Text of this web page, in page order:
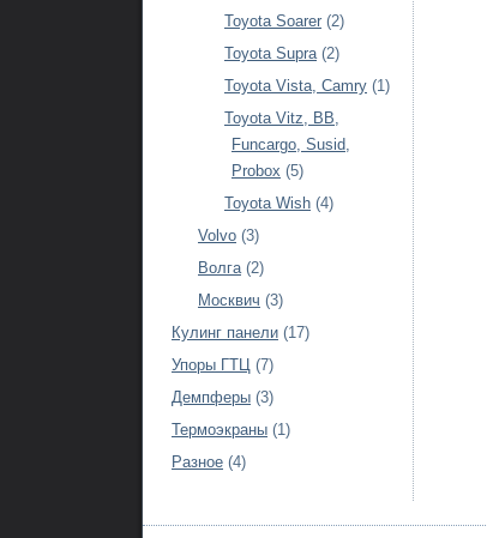
Toyota Soarer (2)
Toyota Supra (2)
Toyota Vista, Camry (1)
Toyota Vitz, BB,
Funcargo, Susid,
Probox (5)
Toyota Wish (4)
Volvo (3)
Волга (2)
Москвич (3)
Кулинг панели (17)
Упоры ГТЦ (7)
Демпферы (3)
Термоэкраны (1)
Разное (4)